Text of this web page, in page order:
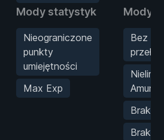
Mody statystyk
Nieograniczone
punkty
umiejętności
Max Exp
Mody
Bez
Brak
Brak